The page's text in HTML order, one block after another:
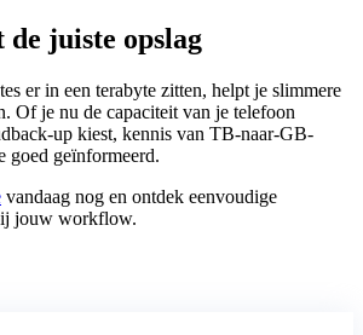
de juiste opslag
er in een terabyte zitten, helpt je slimmere
Of je nu de capaciteit van je telefoon
up kiest, kennis van TB-naar-GB-
goed geïnformeerd.
vandaag nog en ontdek eenvoudige
jouw workflow.